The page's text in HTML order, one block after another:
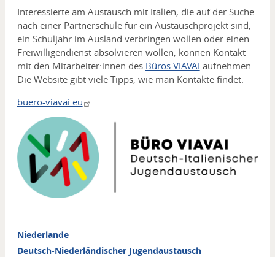
Interessierte am Austausch mit Italien, die auf der Suche
nach einer Partnerschule für ein Austauschprojekt sind,
ein Schuljahr im Ausland verbringen wollen oder einen
Freiwilligendienst absolvieren wollen, können Kontakt
mit den Mitarbeiter:innen des Büros VIAVAI aufnehmen.
Die Website gibt viele Tipps, wie man Kontakte findet.
buero-viavai.eu
Media
Niederlande
Deutsch-Niederländischer Jugendaustausch